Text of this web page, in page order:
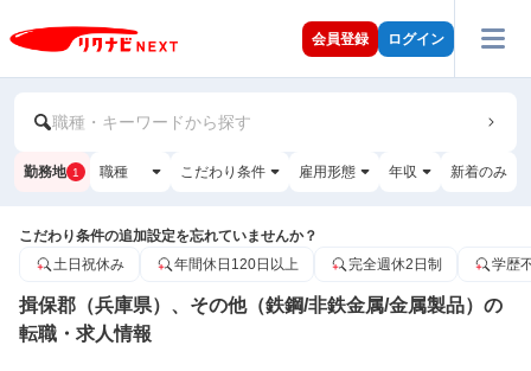
会員登録 ログイン
職種・キーワードから探す
勤務地 1 職種 こだわり条件 雇用形態 年収 新着のみ
こだわり条件の追加設定を忘れていませんか？
土日祝休み
年間休日120日以上 完全週休2日制 学歴
揖保郡（兵庫県）、その他（鉄鋼/非鉄金属/金属製品）の
転職・求人情報